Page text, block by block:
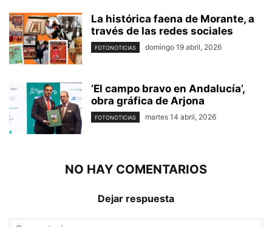
La histórica faena de Morante, a
través de las redes sociales
FOTONOTICIAS domingo 19 abril, 2026
‘El campo bravo en Andalucía’,
obra gráfica de Arjona
FOTONOTICIAS martes 14 abril, 2026
NO HAY COMENTARIOS
Dejar respuesta